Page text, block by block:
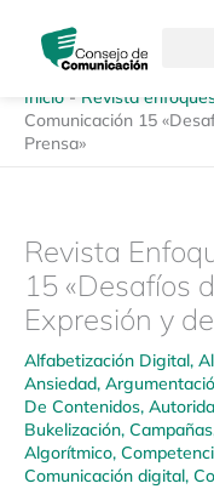
contenido
Inicio - Revista
Comunicación 15
Prensa»
Revista
15 «Desafíos
Expresión y
Alfabetización Digital,
Ansiedad,
De Contenidos,
Bukelización, Campañas
Algorítmico,
Comunicación digital,